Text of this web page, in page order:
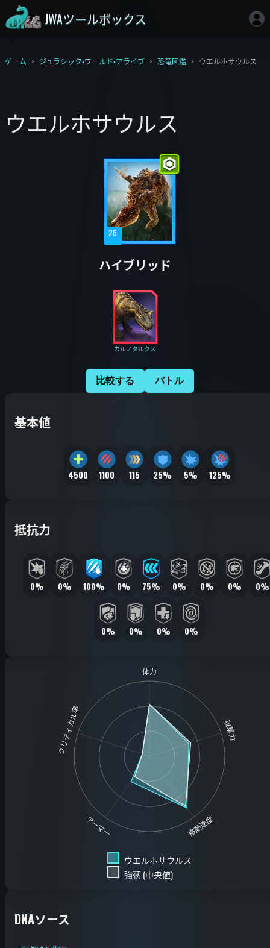
JWAツールボックス
ゲーム ジュラシック・ワールド・アライブ 恐竜図鑑 ウエルホサウルス
ウエルホサウルス
26
ハイブリッド
カルノタルクス
比較する バトル
基本値
4500 1100 115 25% 5% 125%
抵抗力
0% 0% 100% 0% 75% 0% 0% 0% 0%
0% 0% 0% 0%
体力
攻撃力
移動速度
アーマー
クリティカル率
ウエルホサウルス
強靭 (中央値)
DNAソース